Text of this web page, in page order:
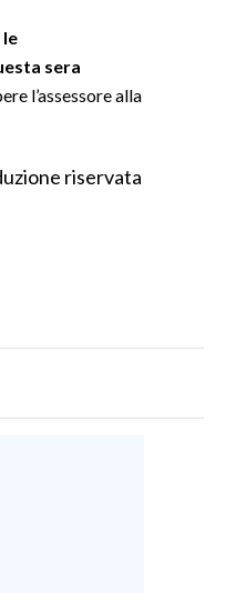
le
sera
l’assessore alla
riservata